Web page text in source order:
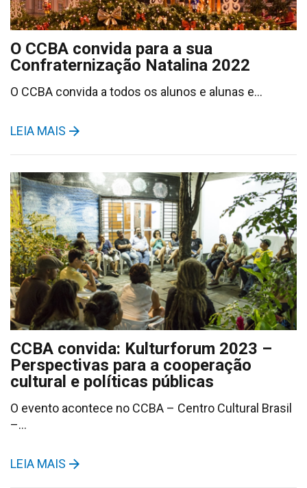
O CCBA convida para a sua
Confraternização Natalina 2022
O CCBA convida a todos os alunos e alunas e…
LEIA MAIS
CCBA convida: Kulturforum 2023 –
Perspectivas para a cooperação
cultural e políticas públicas
O evento acontece no CCBA – Centro Cultural Brasil
–…
LEIA MAIS